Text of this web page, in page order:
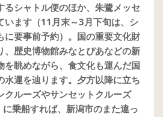
るシャトル便のほか、朱鷺メッセ
います（11月末～3月下旬は、シ
に要事前予約）。国の重要文化財
、歴史博物館みなとぴあなどの新
を眺めながら、食文化も運んだ国
水運を辿ります。夕方以降に立ち
クルーズやサンセットクルーズ
に乗船すれば、新潟市のまた違っ